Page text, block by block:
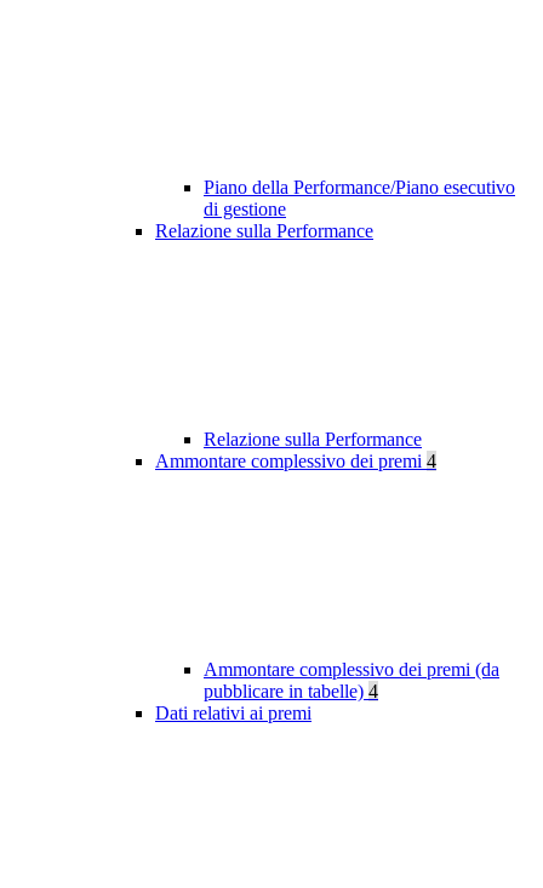
Piano della Performance/Piano esecutivo
di gestione
Relazione sulla Performance
Relazione sulla Performance
Ammontare complessivo dei premi 4
Ammontare complessivo dei premi (da
pubblicare in tabelle) 4
Dati relativi ai premi